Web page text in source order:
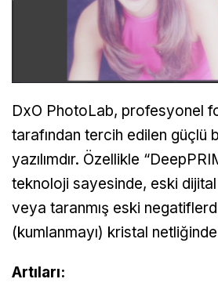
DxO PhotoLab, profesyonel
tarafından tercih edilen güçlü
yazılımdır. Özellikle
teknoloji sayesinde, eski
veya taranmış eski
(kumlanmayı) kristal
Artıları: